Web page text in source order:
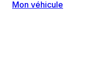
Mon véhicule